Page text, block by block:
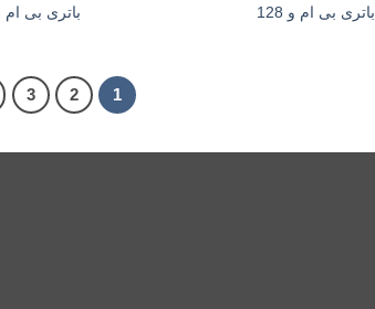
باتری بی ام و 128 باتری بی ام و
1
2
3